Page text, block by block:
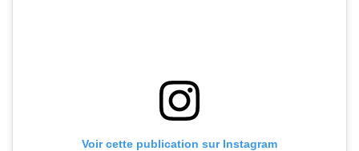
Voir cette publication sur Instagram